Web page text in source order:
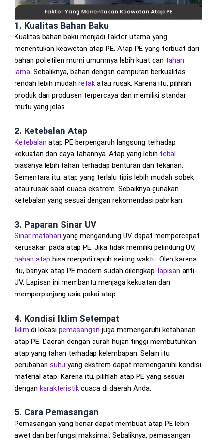
1. Kualitas Bahan Baku
Kualitas bahan baku menjadi faktor utama yang
menentukan keawetan atap PE. Atap PE yang terbuat dari
bahan polietilen murni umumnya lebih kuat dan tahan
lama. Sebaliknya, bahan dengan campuran berkualitas
rendah lebih mudah retak atau rusak. Karena itu, pilihlah
produk dari produsen terpercaya dan memiliki standar
mutu yang jelas.
2. Ketebalan Atap
Ketebalan atap PE berpengaruh langsung terhadap
kekuatan dan daya tahannya. Atap yang lebih tebal
biasanya lebih tahan terhadap benturan dan tekanan.
Sementara itu, atap yang terlalu tipis lebih mudah sobek
atau rusak saat cuaca ekstrem. Sebaiknya gunakan
ketebalan yang sesuai dengan rekomendasi pabrikan.
3. Paparan Sinar UV
Sinar matahari yang mengandung UV dapat mempercepat
kerusakan pada atap PE. Jika tidak memiliki pelindung UV,
bahan atap bisa menjadi rapuh seiring waktu. Oleh karena
itu, banyak atap PE modern sudah dilengkapi lapisan anti-
UV. Lapisan ini membantu menjaga kekuatan dan
memperpanjang usia pakai atap.
4. Kondisi Iklim Setempat
Iklim di lokasi pemasangan juga memengaruhi ketahanan
atap PE. Daerah dengan curah hujan tinggi membutuhkan
atap yang tahan terhadap kelembapan. Selain itu,
perubahan suhu yang ekstrem dapat memengaruhi kondisi
material atap. Karena itu, pilihlah atap PE yang sesuai
dengan karakteristik cuaca di daerah Anda.
5. Cara Pemasangan
Pemasangan yang benar dapat membuat atap PE lebih
awet dan berfungsi maksimal. Sebaliknya, pemasangan